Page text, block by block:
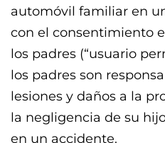
automóvil familiar en
con el consentimiento
los padres (“usuario
los padres son
lesiones y daños a la
la negligencia de su
en un accidente.